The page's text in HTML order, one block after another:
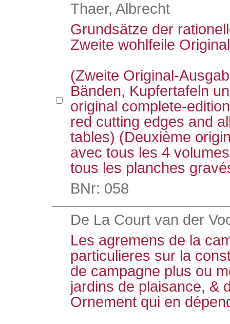
Thaer, Albrecht
Grundsätze der
Zweite wohlfeile
(Zweite Original-
Bänden, Kupfertafeln
original complete-
red cutting edges and
tables) (Deuxième
avec tous les 4
tous les planches
BNr: 058
De La Court van der
Les agremens de la
particulieres sur la
de campagne plus ou
jardins de plaisance, &
Ornement qui en